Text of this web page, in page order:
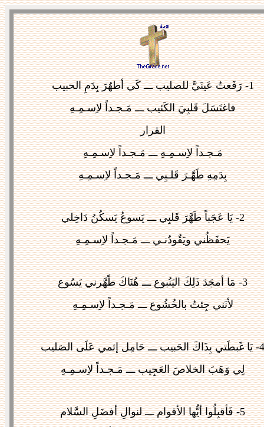
1- رَفَعتُ عَينَيَّ للصليب ـــ كَي أطهُرَ بِدَمِ الحبيب
فاغتَسَلَ قَلبِيَ الكَئيب ـــ مَـجـداً لاِسـمِـهِ
القرار
مَـجـداً لاِسـمِـهِ ـــ مَـجـداً لاِسـمِـهِ
بِدَمِهِ طَهَّـرَ قَلـبِي ـــ مَـجـداً لاِسـمِـهِ
2- يَا عَجَباً طَهَّرَ قَلبِي ـــ يَسوعُ يَسكُنُ دَاخِلي
يَحفَظُني ويَقٌودُنـي ـــ مَـجـداً لاِسـمِـهِ
3- مَا أمجَدَ ذَلِكَ اليَنُبوع ـــ هُنَاكَ طًهَّرني يَسُوع
لأنَني جِئتُ بالخُشُوع ـــ مَـجـداً لاِسـمِـهِ
4- يَا غَبطَتي بِذَاكَ الحَبيب ـــ حَامِل إثمي عَلَى الصَليب
لِي وَهَبَ الخلاصَ العَجِيب ـــ مَـجـداً لاِسـمِـهِ
5- فَأقبِلُوا أيُّها الأقوام ـــ لنوالِ أفضَلِ السَّلام